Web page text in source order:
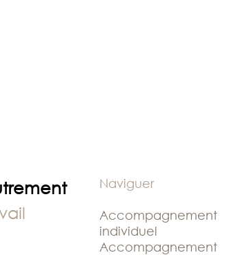
Naviguer
Accompagnement
individuel
Accompagnement